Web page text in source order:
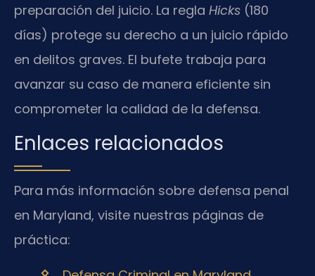
preparación del juicio. La regla Hicks (180
días) protege su derecho a un juicio rápido
en delitos graves. El bufete trabaja para
avanzar su caso de manera eficiente sin
comprometer la calidad de la defensa.
Enlaces relacionados
Para más información sobre defensa penal
en Maryland, visite nuestras páginas de
práctica: